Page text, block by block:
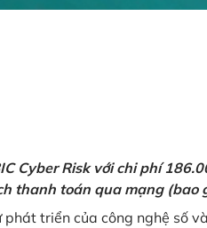
Cyber Risk với chi phí
thanh toán qua mạng
phát triển của công nghệ số